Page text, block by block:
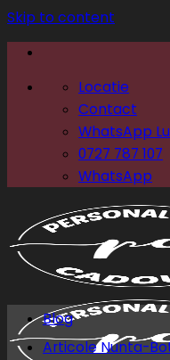
Skip to content
Locatie
Contact
WhatsApp
0727 787 107
WhatsApp
Blog
Articole Nunta-